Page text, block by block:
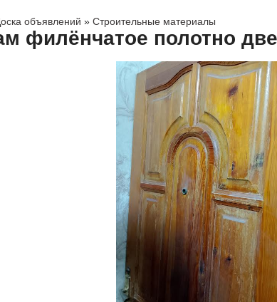
объявлений » Строительные материалы
филёнчатое полотно